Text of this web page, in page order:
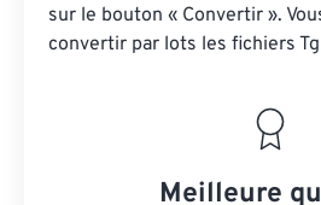
sur le bouton « Convertir ».
convertir par lots les fichiers
Meilleure